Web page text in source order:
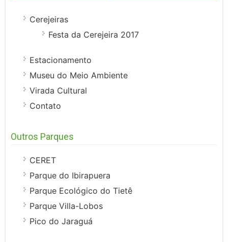
Cerejeiras
Festa da Cerejeira 2017
Estacionamento
Museu do Meio Ambiente
Virada Cultural
Contato
Outros Parques
CERET
Parque do Ibirapuera
Parque Ecológico do Tietê
Parque Villa-Lobos
Pico do Jaraguá